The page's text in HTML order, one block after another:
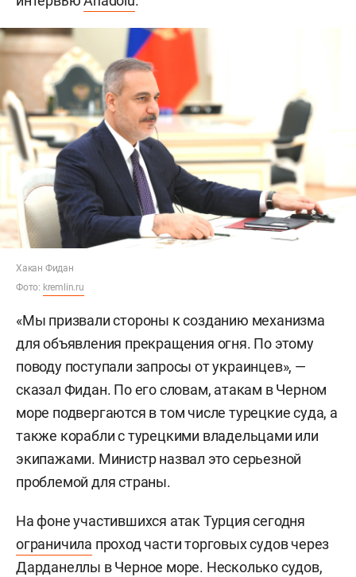
Хакан Фидан
Фото: kremlin.ru
«Мы призвали стороны к созданию механизма
для объявления прекращения огня. По этому
поводу поступали запросы от украинцев», —
сказал Фидан. По его словам, атакам в Черном
море подвергаются в том числе турецкие суда, а
также корабли с турецкими владельцами или
экипажами. Министр назвал это серьезной
проблемой для страны.
На фоне участившихся атак Турция сегодня
ограничила проход части торговых судов через
Дарданеллы в Черное море. Несколько судов,